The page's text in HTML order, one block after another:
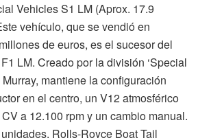
Vehicles S1 LM (Aprox. 17.9
vehículo, que se vendió en
de euros, es el sucesor del
LM. Creado por la división ‘Special
mantiene la configuración
en el centro, un V12 atmosférico
a 12.100 rpm y un cambio manual.
Rolls-Royce Boat Tail